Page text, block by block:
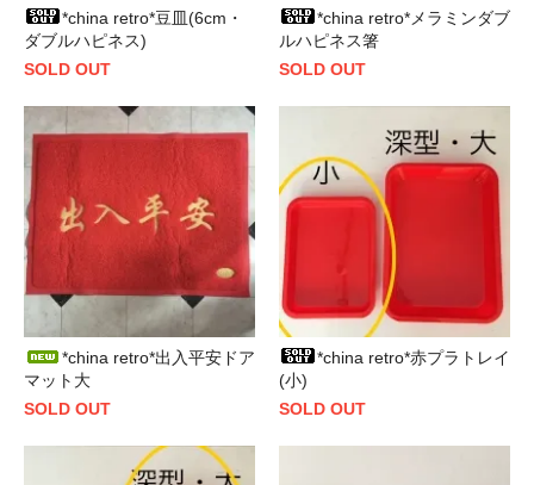
*china retro*豆皿(6cm・
ダブルハピネス)
SOLD OUT
*china retro*メラミンダブ
ルハピネス箸
SOLD OUT
*china retro*出入平安ドア
マット大
SOLD OUT
*china retro*赤プラトレイ
(小)
SOLD OUT